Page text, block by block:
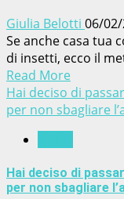
Giulia Belotti 06/
Se anche casa tua
di insetti, ecco il
Read More
Hai deciso di
per non sbagliare
Hai deciso di
per non sbagliare